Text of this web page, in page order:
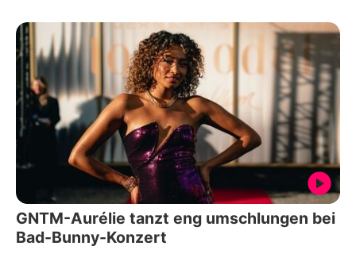
GNTM-Aurélie tanzt eng umschlungen bei
Bad-Bunny-Konzert